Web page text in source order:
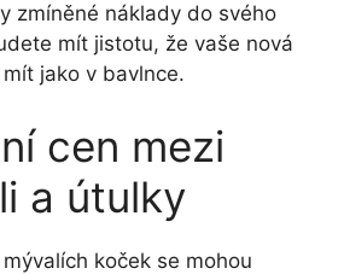
zmíněné náklady do svého
mít jistotu, že vaše nová
jako v bavlnce.
cen mezi
a útulky
koček se mohou